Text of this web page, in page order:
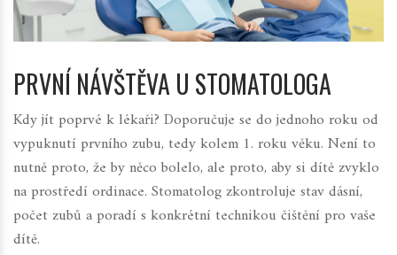
PRVNÍ NÁVŠTĚVA U STOMATOLOGA
Kdy jít poprvé k lékaři? Doporučuje se do jednoho roku od
vypuknutí prvního zubu, tedy kolem 1. roku věku. Není to
nutně proto, že by něco bolelo, ale proto, aby si dítě zvyklo
na prostředí ordinace. Stomatolog zkontroluje stav dásní,
počet zubů a poradí s konkrétní technikou čištění pro vaše
dítě.